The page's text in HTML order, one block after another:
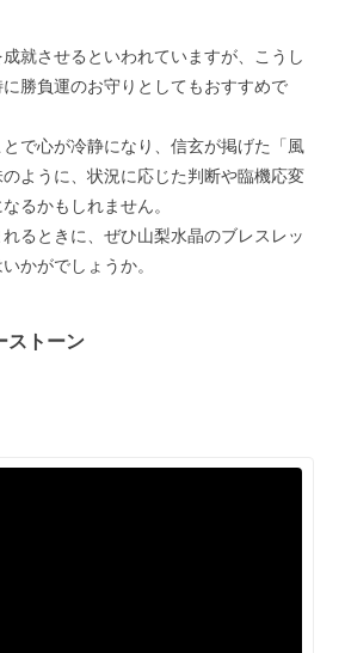
就させるといわれていますが、こうし
勝負運のお守りとしてもおすすめで
で心が冷静になり、信玄が掲げた「風
ように、状況に応じた判断や臨機応変
るかもしれません。
るときに、ぜひ山梨水晶のブレスレッ
かがでしょうか。
ストーン